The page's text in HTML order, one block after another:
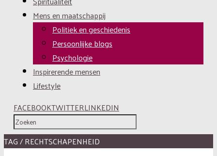
Mens en maatschappij
Politiek en geschiedenis
Persoonlijke blogs
Psychologie
Inspirerende mensen
Lifestyle
FACEBOOKTWITTERLINKEDIN
TAG / RECHTSCHAPENHEID